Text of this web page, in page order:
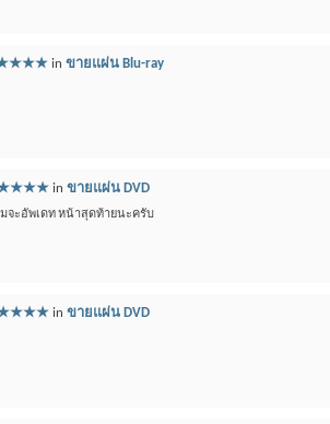
in ขายแผ่น Blu-ray
in ขายแผ่น DVD
จะอัพเดท หน้าสุดท้ายนะครับ
in ขายแผ่น DVD